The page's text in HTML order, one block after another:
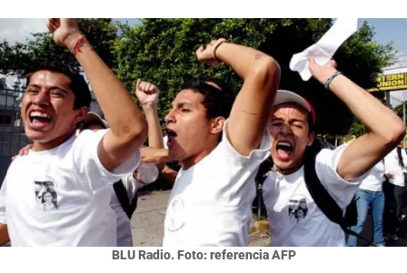
BLU Radio. Foto: referencia AFP